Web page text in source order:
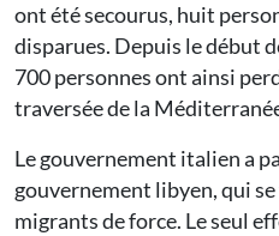
ont été secourus, huit
disparues. Depuis le début
700 personnes ont ainsi
traversée de la
Le gouvernement italien a
gouvernement libyen, qui
migrants de force. Le seul